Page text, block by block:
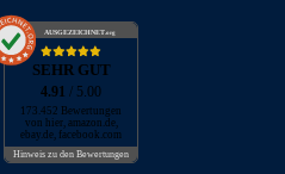
AUSGEZEICHNET.org
SEHR GUT
4.91/ 5.00
173.452 Bewertungen
von hier, amazon.de,
ebay.de, facebook.com
Hinweis zu den Bewertungen